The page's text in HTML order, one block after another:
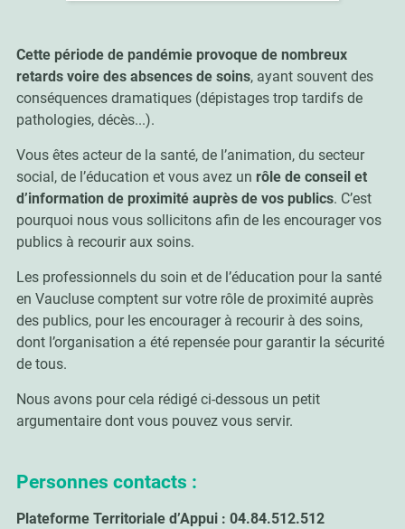
Cette période de pandémie provoque de nombreux
retards voire des absences de soins, ayant souvent des
conséquences dramatiques (dépistages trop tardifs de
pathologies, décès...).
Vous êtes acteur de la santé, de l’animation, du secteur
social, de l’éducation et vous avez un rôle de conseil et
d’information de proximité auprès de vos publics. C’est
pourquoi nous vous sollicitons afin de les encourager vos
publics à recourir aux soins.
Les professionnels du soin et de l’éducation pour la santé
en Vaucluse comptent sur votre rôle de proximité auprès
des publics, pour les encourager à recourir à des soins,
dont l’organisation a été repensée pour garantir la sécurité
de tous.
Nous avons pour cela rédigé ci-dessous un petit
argumentaire dont vous pouvez vous servir.
Personnes contacts :
Plateforme Territoriale d’Appui : 04.84.512.512